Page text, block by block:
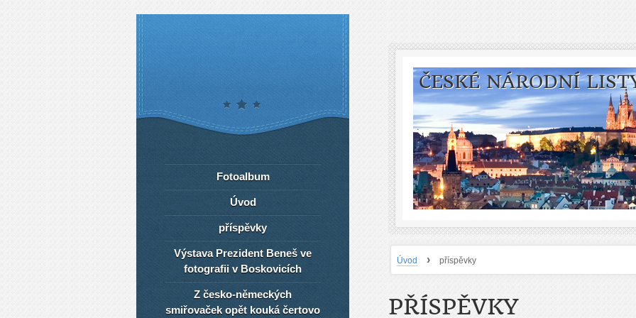
ČESKÉ NÁRODNÍ
Úvod › příspěvky
PŘÍSPĚVKY
Fotoalbum
Úvod
příspěvky
Výstava Prezident Beneš ve
fotografii v Boskovicích
Z česko-německých
smiřovaček opět kouká čertovo